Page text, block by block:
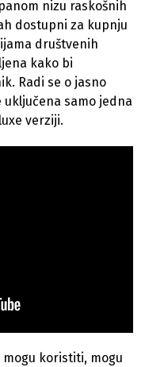
nizu raskošnih
dostupni za kupnju
društvenih
kako bi
Radi se o jasno
samo jedna
verziji.
koristiti, mogu